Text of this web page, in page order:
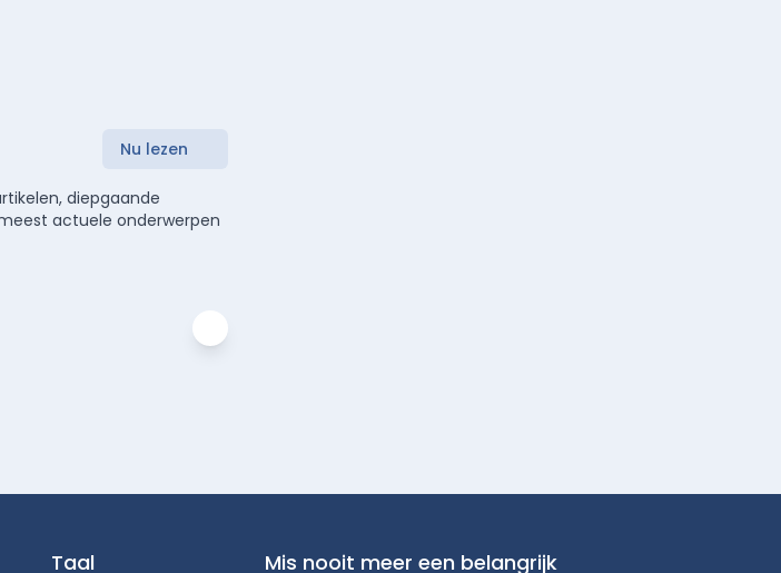
Nu lezen
diepgaande
actuele onderwerpen
Taal Mis nooit meer een belangrijk